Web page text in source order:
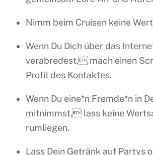
Nimm beim Cruisen keine
Wenn Du Dich über das
verabredest, mach einen
Profil des Kontaktes.
Wenn Du eine*n Fremde*n in
mitnimmst, lass keine
rumliegen.
Lass Dein Getränk auf Partys